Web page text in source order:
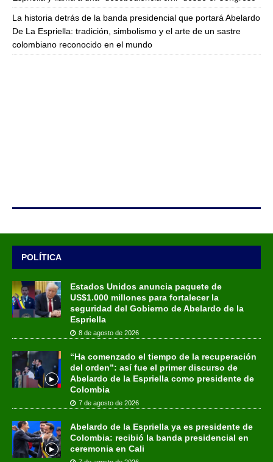
La historia detrás de la banda presidencial que portará Abelardo
De La Espriella: tradición, simbolismo y el arte de un sastre
colombiano reconocido en el mundo
POLÍTICA
Estados Unidos anuncia paquete de
US$1.000 millones para fortalecer la
seguridad del Gobierno de Abelardo de la
Espriella
8 de agosto de 2026
“Ha comenzado el tiempo de la recuperación
del orden”: así fue el primer discurso de
Abelardo de la Espriella como presidente de
Colombia
7 de agosto de 2026
Abelardo de la Espriella ya es presidente de
Colombia: recibió la banda presidencial en
ceremonia en Cali